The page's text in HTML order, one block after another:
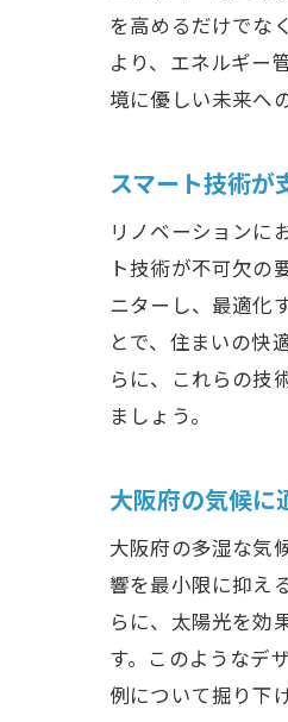
を高めるだけでな
より、エネルギー
境に優しい未来へ
スマート技術が
リノベーションに
ト技術が不可欠の
ニターし、最適化
とで、住まいの快
らに、これらの技
ましょう。
大阪府の気候に
大阪府の多湿な気
響を最小限に抑え
らに、太陽光を効
す。このようなデ
例について掘り下